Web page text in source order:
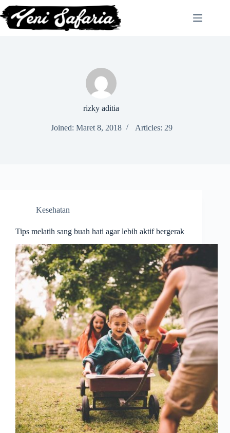
Skip
to
content
rizky aditia
Joined: Maret 8, 2018 Articles: 29
Kesehatan
Tips melatih sang buah hati agar lebih aktif bergerak